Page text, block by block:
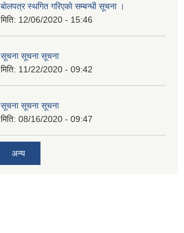
बाेलपत्र स्थगित गरिएकाे सम्बन्धी सूचना ।
मिति: 12/06/2020 - 15:46
सूचना सूचना सूचना
मिति: 11/22/2020 - 09:42
सूचना सूचना सूचना
मिति: 08/16/2020 - 09:47
अन्य